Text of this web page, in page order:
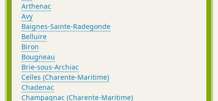
Arthenac
Avy
Baignes-Sainte-Radegonde
Belluire
Biron
Bougneau
Brie-sous-Archiac
Celles (Charente-Maritime)
Chadenac
Champagnac (Charente-Maritime)